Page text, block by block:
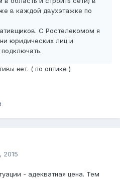
в каждой двухэтажке по
С Ростелекомом я
юридических лиц и
нет. ( по оптике )
2015
- адекватная цена. Тем